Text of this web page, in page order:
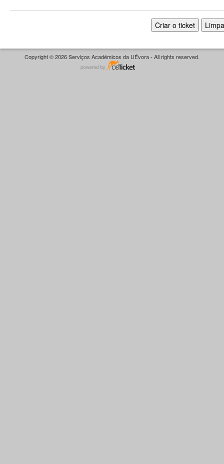
Copyright © 2026 Serviços Académicos da UÉvora - All rights reserved.